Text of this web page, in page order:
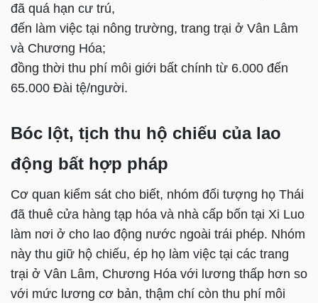
đã quá hạn cư trú,
đến làm việc tại nông trường, trang trại ở Vân Lâm
và Chương Hóa;
đồng thời thu phí môi giới bất chính từ 6.000 đến
65.000 Đài tệ/người.
Bóc lột, tịch thu hộ chiếu của lao
động bất hợp pháp
Cơ quan kiểm sát cho biết, nhóm đối tượng họ Thái
đã thuê cửa hàng tạp hóa và nhà cấp bốn tại Xi Luo
làm nơi ở cho lao động nước ngoài trái phép. Nhóm
này thu giữ hộ chiếu, ép họ làm việc tại các trang
trại ở Vân Lâm, Chương Hóa với lương thấp hơn so
với mức lương cơ bản, thậm chí còn thu phí môi